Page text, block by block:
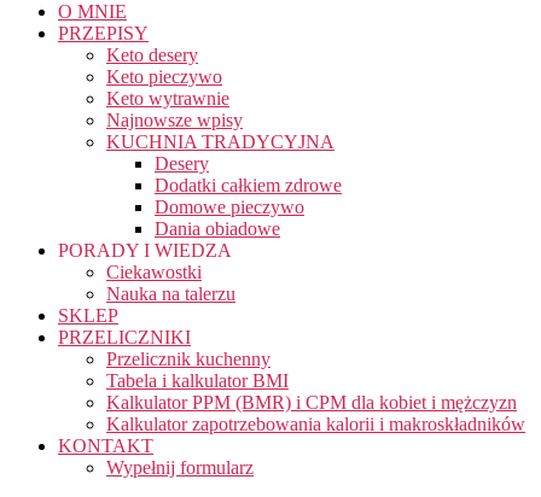
O MNIE
PRZEPISY
Keto desery
Keto pieczywo
Keto wytrawnie
Najnowsze wpisy
KUCHNIA TRADYCYJNA
Desery
Dodatki całkiem zdrowe
Domowe pieczywo
Dania obiadowe
PORADY I WIEDZA
Ciekawostki
Nauka na talerzu
SKLEP
PRZELICZNIKI
Przelicznik kuchenny
Tabela i kalkulator BMI
Kalkulator PPM (BMR) i CPM dla kobiet i mężczyzn
Kalkulator zapotrzebowania kalorii i makroskładników
KONTAKT
Wypełnij formularz